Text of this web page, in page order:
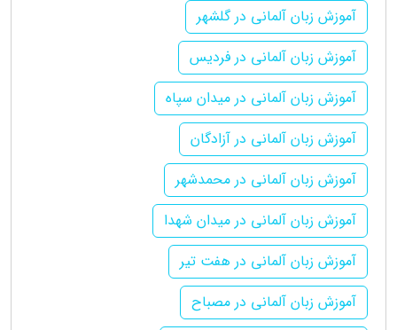
آموزش زبان آلمانی در گلشهر
آموزش زبان آلمانی در فردیس
آموزش زبان آلمانی در میدان سپاه
آموزش زبان آلمانی در آزادگان
آموزش زبان آلمانی در محمدشهر
آموزش زبان آلمانی در میدان شهدا
آموزش زبان آلمانی در هفت تیر
آموزش زبان آلمانی در مصباح